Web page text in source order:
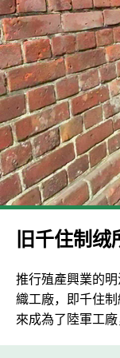
旧千住制
推行殖產興業的
織工廠，即千住
來成為了陸軍工廠